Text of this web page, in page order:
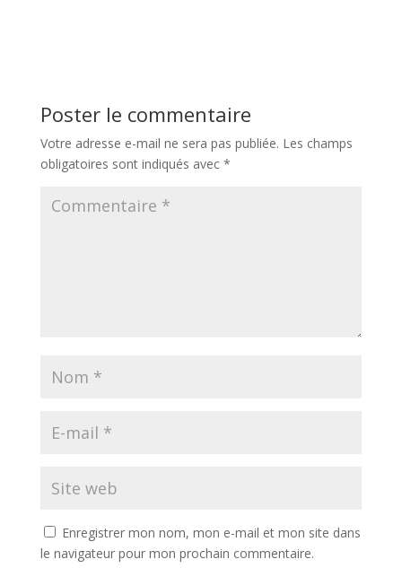
Poster le commentaire
Votre adresse e-mail ne sera pas publiée. Les champs
obligatoires sont indiqués avec *
Enregistrer mon nom, mon e-mail et mon site dans
le navigateur pour mon prochain commentaire.